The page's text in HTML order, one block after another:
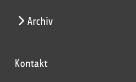
Archiv
Kontakt